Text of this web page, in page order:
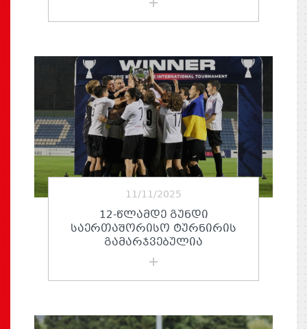
11/11/2025
12-ᲬᲚᲐᲛᲓᲔ ᲒᲣᲜᲓᲘ
ᲡᲐᲔᲠᲗᲐᲨᲝᲠᲘᲡᲝ ᲢᲣᲠᲜᲘᲠᲘᲡ
ᲒᲐᲛᲐᲠᲯᲕᲔᲑᲣᲚᲘᲐ